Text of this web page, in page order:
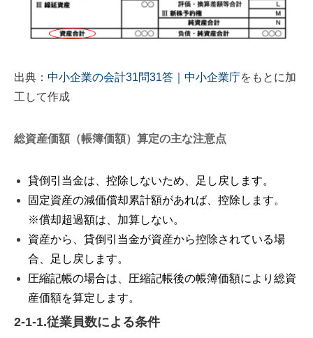
出典： 中小企業の会計31問31答｜中小企業庁をもとに加
工して作成
総資産価額（帳簿価額）算定の主な注意点
貸倒引当金は、控除しないため、足し戻します。
固定資産の減価償却累計額があれば、控除します。
※償却超過額は、加算しない。
資産から、貸倒引当金が資産から控除されている場
合、足し戻します。
圧縮記帳の場合は、圧縮記帳後の帳簿価額により総資
産価額を算定します。
2-1-1.従業員数による条件